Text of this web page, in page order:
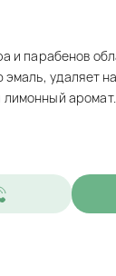
и парабенов
эмаль, удаляет
аромат.